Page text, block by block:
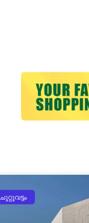
ചുറ്റുവട്ടം